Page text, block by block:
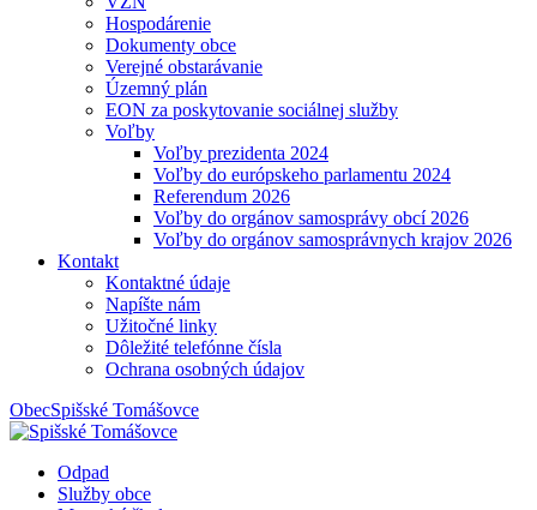
Hospodárenie
Dokumenty obce
Verejné obstarávanie
Územný plán
EON za poskytovanie sociálnej služby
Voľby
Voľby prezidenta 2024
Voľby do európskeho parlamentu 2024
Referendum 2026
Voľby do orgánov samosprávy obcí 2026
Voľby do orgánov samosprávnych krajov 2026
Kontakt
Kontaktné údaje
Napíšte nám
Užitočné linky
Dôležité telefónne čísla
Ochrana osobných údajov
ObecSpišské Tomášovce
Odpad
Služby obce